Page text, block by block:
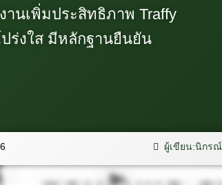
นเพิ่มประสิทธิภาพ Traffy
ปร่งใส มีหลักฐานยืนยัน
ผู้เขียน:นิกรณ์